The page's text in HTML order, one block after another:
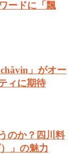
ードに「飄
」がオー
ィに期待
のか？四川料
」の魅力